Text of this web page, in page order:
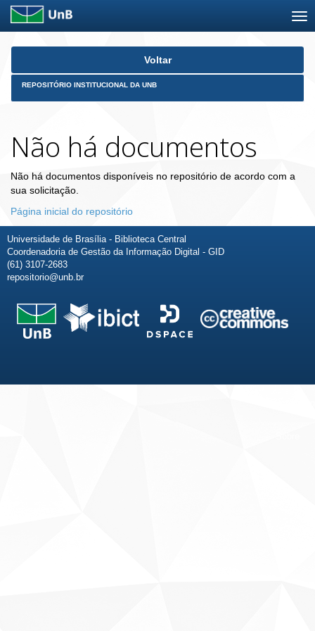
Skip
Voltar
REPOSITÓRIO INSTITUCIONAL DA UNB
Não há documentos
Não há documentos disponíveis no repositório de acordo com a
sua solicitação.
Página inicial do repositório
Universidade de Brasília - Biblioteca Central
Coordenadoria de Gestão da Informação Digital - GID
(61) 3107-2683
repositorio@unb.br